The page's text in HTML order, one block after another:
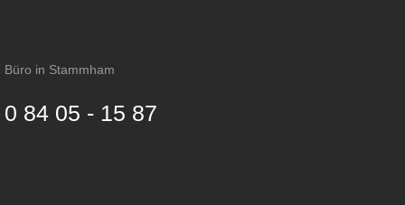
Büro in Stammham
0 84 05 - 15 87